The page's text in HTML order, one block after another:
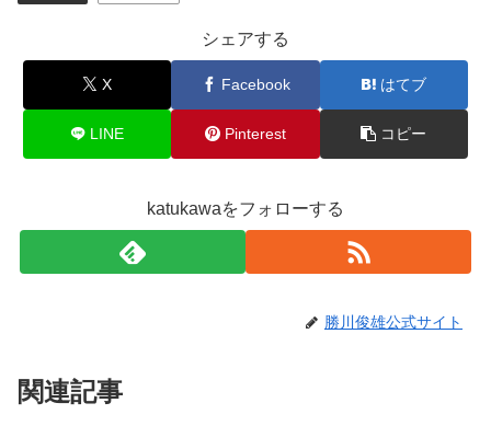
シェアする
X Facebook はてブ
LINE Pinterest コピー
katukawaをフォローする
勝川俊雄公式サイト
関連記事